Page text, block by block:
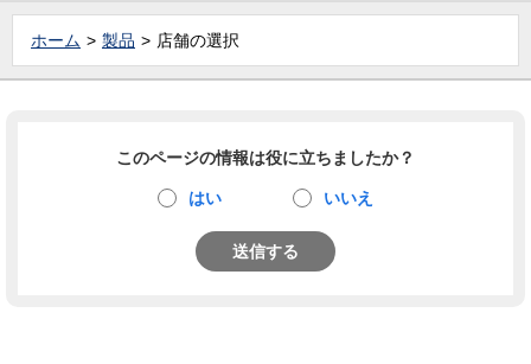
ホーム 製品 店舗の選択
このページの情報は役に立ちましたか？
はい いいえ
送信する